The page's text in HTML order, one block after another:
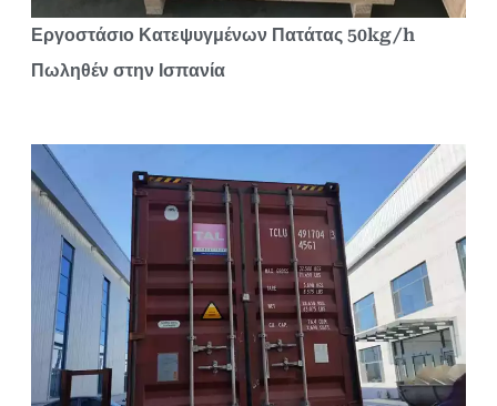
Εργοστάσιο Κατεψυγμένων Πατάτας 50kg/h
Πωληθέν στην Ισπανία